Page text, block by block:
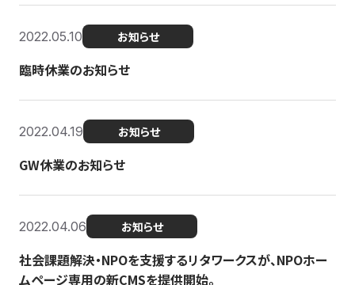
2022.05.10 お知らせ
臨時休業のお知らせ
2022.04.19 お知らせ
GW休業のお知らせ
2022.04.06 お知らせ
社会課題解決・NPOを支援するリタワークスが、NPOホー
ムページ専用の新CMSを提供開始。